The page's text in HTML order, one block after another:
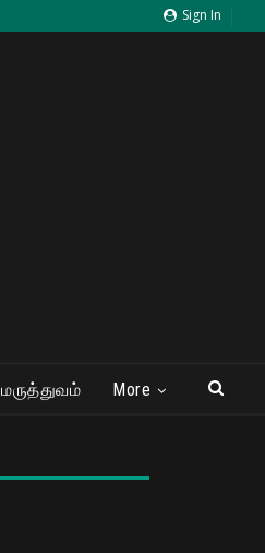
Sign In
மருத்துவம் More